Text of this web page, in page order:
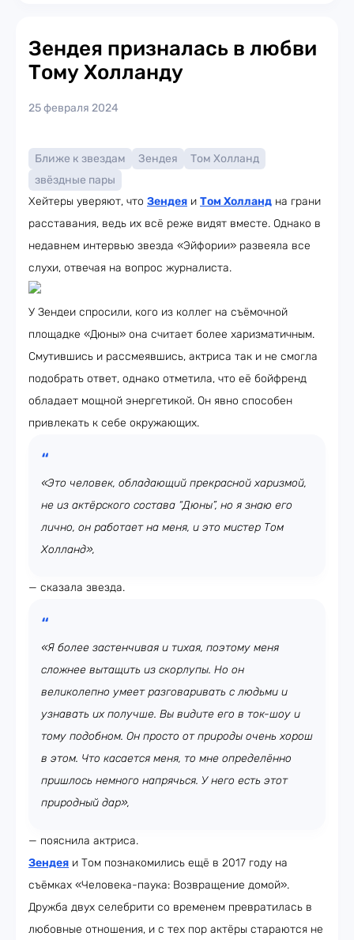
Зендея призналась в любви
Тому Холланду
25 февраля 2024
Ближе к звездам Зендея
Том Холланд
звёздные пары
Хейтеры уверяют, что Зендея и Том Холланд на грани
расставания, ведь их всё реже видят вместе. Однако в
недавнем интервью звезда «Эйфории» развеяла все
слухи, отвечая на вопрос журналиста.
У Зендеи спросили, кого из коллег на съёмочной
площадке «Дюны» она считает более харизматичным.
Смутившись и рассмеявшись, актриса так и не смогла
подобрать ответ, однако отметила, что её бойфренд
обладает мощной энергетикой. Он явно способен
привлекать к себе окружающих.
«Это человек, обладающий прекрасной харизмой,
не из актёрского состава “Дюны”, но я знаю его
лично, он работает на меня, и это мистер Том
Холланд»,
— сказала звезда.
«Я более застенчивая и тихая, поэтому меня
сложнее вытащить из скорлупы. Но он
великолепно умеет разговаривать с людьми и
узнавать их получше. Вы видите его в ток-шоу и
тому подобном. Он просто от природы очень хорош
в этом. Что касается меня, то мне определённо
пришлось немного напрячься. У него есть этот
природный дар»,
— пояснила актриса.
Зендея и Том познакомились ещё в 2017 году на
съёмках «Человека-паука: Возвращение домой».
Дружба двух селебрити со временем превратилась в
любовные отношения, и с тех пор актёры стараются не